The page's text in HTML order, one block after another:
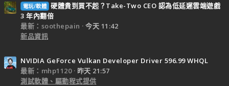
電玩/軟體 硬體貴到買不起？Take-Two CEO 認為低延遲雲端遊戲
3 年內翻倍
最新：soothepain
今天 11:42
新品資訊
NVIDIA GeForce Vulkan Developer Driver 596.99 WHQL
最新：mhp1120
昨天 21:57
測試軟體、驅動程式提供